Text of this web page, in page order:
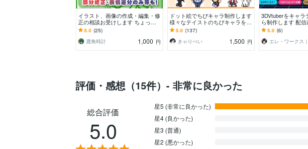
イラスト、画像の作成・編集・修
正の相談お受けします ちょっと
した絵がほしい！簡単でいいの
に！と言う要望へ対応
5.0 (25)
鹿角時計
1,000 円
ドット絵でちびキャラ制作します
様々なテイストのちびキャラを作
成します
5.0 (137)
きゃりぺい
1,500 円
3DVtuberをキャラ
ら制作します 配信
ムロゴ/離席中/待機
ト
5.0 (6)
評価・感想（15件）- 非常に良かった
総合評価
5.0
星5 (非常に良かった)
星4 (良かった)
星3 (普通)
星2 (悪かった)